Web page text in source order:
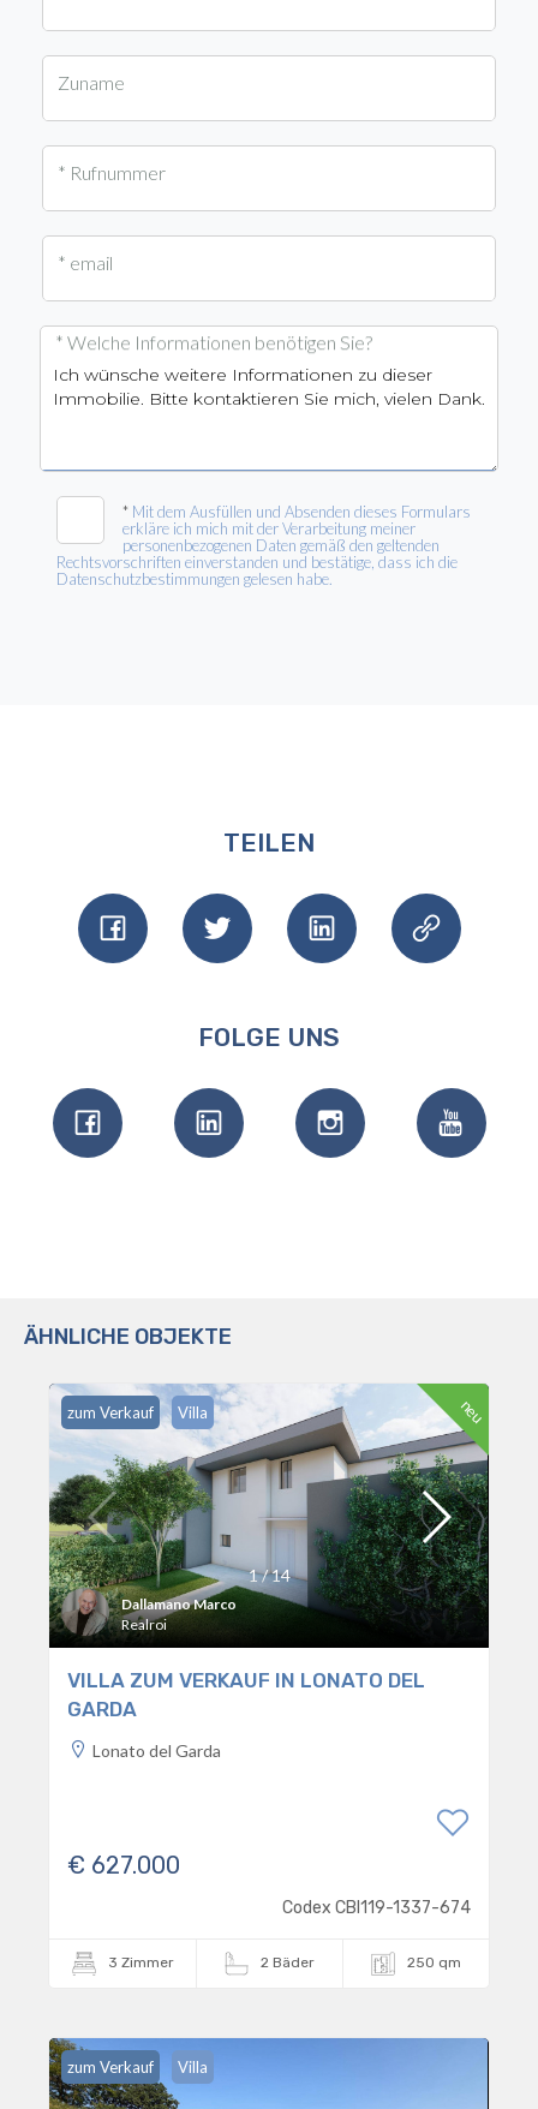
Zuname
* Rufnummer
* email
* Welche Informationen benötigen Sie?
* Mit dem Ausfüllen und Absenden dieses Formulars
erkläre ich mich mit der Verarbeitung meiner
personenbezogenen Daten gemäß den geltenden
Rechtsvorschriften einverstanden und bestätige, dass ich die
Datenschutzbestimmungen gelesen habe.
TEILEN
FOLGE UNS
ÄHNLICHE OBJEKTE
1/14
zum Verkauf Villa neu
Dallamano Marco
Realroi
VILLA ZUM VERKAUF IN LONATO DEL
GARDA
Lonato del Garda
€ 627.000
Codex CBI119-1337-674
3 Zimmer 2 Bäder 250 qm
zum Verkauf Villa